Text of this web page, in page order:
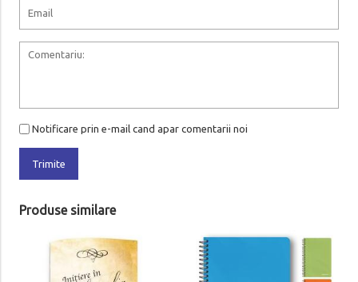
Notificare prin e-mail cand apar comentarii noi
Trimite
Produse similare